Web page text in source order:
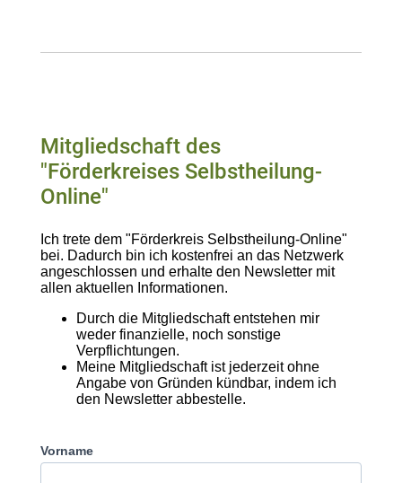
Mitgliedschaft des
"Förderkreises Selbstheilung-
Online"
Ich trete dem "Förderkreis Selbstheilung-Online"
bei. Dadurch bin ich kostenfrei an das Netzwerk
angeschlossen und erhalte den Newsletter mit
allen aktuellen Informationen.
Durch die Mitgliedschaft entstehen mir
weder finanzielle, noch sonstige
Verpflichtungen.
Meine Mitgliedschaft ist jederzeit ohne
Angabe von Gründen kündbar, indem ich
den Newsletter abbestelle.
Vorname